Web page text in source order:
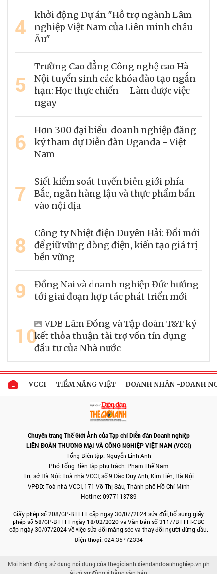
4
khởi động Dự án "Hỗ trợ ngành Lâm
nghiệp Việt Nam của Liên minh châu
Âu"
5
Trường Cao đẳng Công nghệ cao Hà
Nội tuyển sinh các khóa đào tạo ngắn
hạn: Học thực chiến – Làm được việc
ngay
6
Hơn 300 đại biểu, doanh nghiệp đăng
ký tham dự Diễn đàn Uganda - Việt
Nam
7
Siết kiểm soát tuyến biên giới phía
Bắc, ngăn hàng lậu và thực phẩm bẩn
vào nội địa
8
Công ty Nhiệt điện Duyên Hải: Đổi mới
để giữ vững dòng điện, kiến tạo giá trị
bền vững
9
Đồng Nai và doanh nghiệp Đức hướng
tới giai đoạn hợp tác phát triển mới
10
VDB Lâm Đồng và Tập đoàn T&T ký
kết thỏa thuận tài trợ vốn tín dụng
đầu tư của Nhà nước
VCCI TIỀM NĂNG VIỆT DOANH NHÂN -DOANH
Chuyên trang Thế Giới Ảnh của Tạp chí Diễn đàn Doanh nghiệp
LIÊN ĐOÀN THƯƠNG MẠI VÀ CÔNG NGHIỆP VIỆT NAM (VCCI)
Tổng Biên tập: Nguyễn Linh Anh
Phó Tổng Biên tập phụ trách: Phạm Thế Nam
Trụ sở Hà Nội: Toà nhà VCCI, số 9 Đào Duy Anh, Kim Liên, Hà Nội
VPĐD: Toà nhà VCCI, 171 Võ Thị Sáu, Thành phố Hồ Chí Minh
Hotline: 0977113789
Giấy phép số 208/GP-BTTTT cấp ngày 30/07/2024 sửa đổi, bổ sung giấy
phép số 58/GP-BTTTT ngày 18/02/2020 và Văn bản số 3117/BTTTT-CBC
cấp ngày 30/07/2024 về việc sửa đổi măng séc và thay đổi người đứng đầu.
Điện thoại: 024.35772334
Mọi hành động sử dụng nội dung của thegioianh.diendandoanhnghiep.vn ph